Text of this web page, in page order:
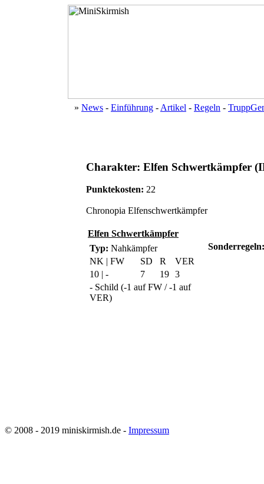
» News - Einführung - Artikel - Regeln -
Charakter: Elfen Schwertkämpfer
Punktekosten: 22
Chronopia Elfenschwertkämpfer
Elfen Schwertkämpfer
Typ: Nahkämpfer
NK | FW
SD R
VER
10 | -
7 19 3
- Schild (-1 auf FW / -1 auf
VER)
Sonderregeln:
© 2008 - 2019 miniskirmish.de - Impressum